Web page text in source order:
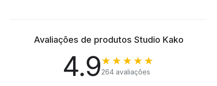
Avaliações de produtos Studio Kako
4.9★★★★★
264 avaliações